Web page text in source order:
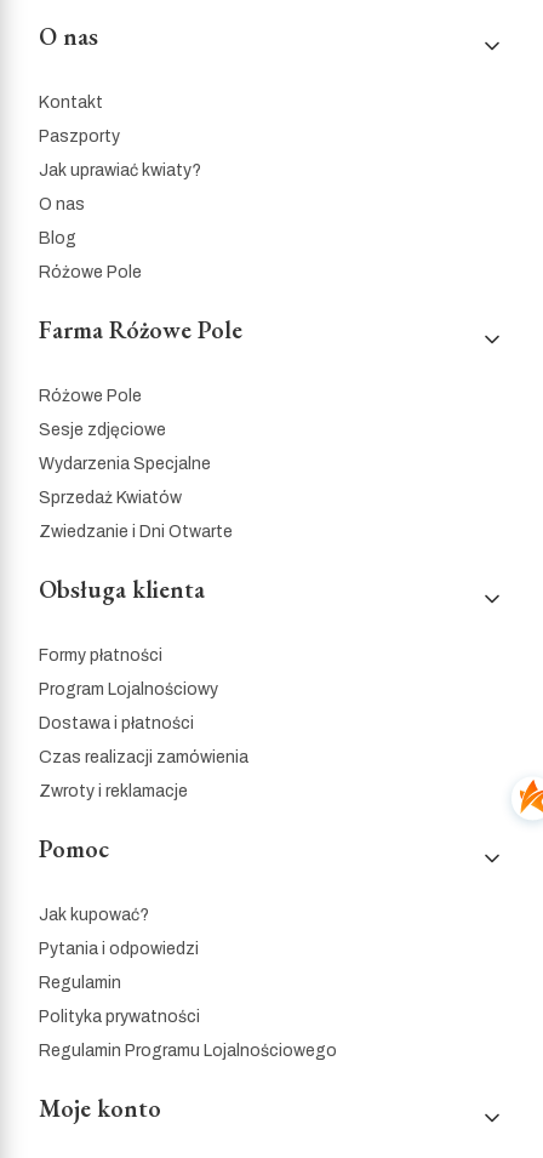
Linki w stopce
O nas
Kontakt
Paszporty
Jak uprawiać kwiaty?
O nas
Blog
Różowe Pole
Farma Różowe Pole
Różowe Pole
Sesje zdjęciowe
Wydarzenia Specjalne
Sprzedaż Kwiatów
Zwiedzanie i Dni Otwarte
Obsługa klienta
Formy płatności
Program Lojalnościowy
Dostawa i płatności
Czas realizacji zamówienia
Zwroty i reklamacje
Pomoc
Jak kupować?
Pytania i odpowiedzi
Regulamin
Polityka prywatności
Regulamin Programu Lojalnościowego
Moje konto